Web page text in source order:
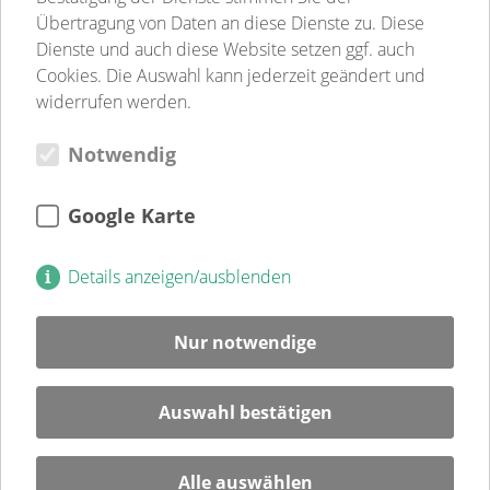
Sozialpsychiatrie
Jugend-, Familien- & Schulsozialarbeit
Begegnungsstätten
Gastronomie
Weitere Einrichtungen
Spenden
Ehrenamt
Karriere
Blog
Übertragung von Daten an diese Dienste zu. Diese
Dienste und auch diese Website setzen ggf. auch
Cookies. Die Auswahl kann jederzeit geändert und
widerrufen werden.
Notwendig
Google Karte
Details anzeigen/ausblenden
Nur notwendige
Auswahl bestätigen
Alle auswählen